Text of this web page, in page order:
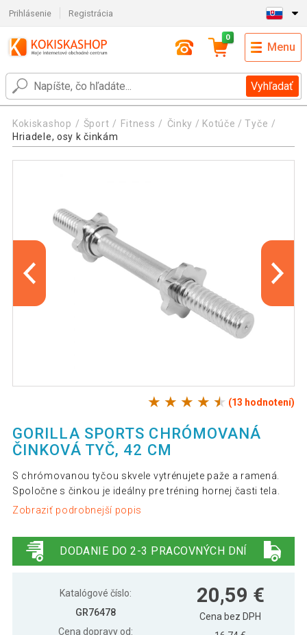
Prihlásenie Registrácia
Vyhľadať
0
Menu
Kokiskashop Šport Fitness
Činky / Kotúče / Tyče
Hriadele, osy k činkám
(13 hodnotení)
GORILLA SPORTS CHRÓMOVANÁ
ČINKOVÁ TYČ, 42 CM
S chrómovanou tyčou skvele vytrénujete paže a ramená.
Spoločne s činkou je ideálny pre tréning hornej časti tela.
Zobraziť podrobnejší popis
DODANIE DO 2-3 PRACOVNÝCH DNÍ
Katalógové číslo:
GR76478
Cena dopravy od:
20,59 €
Cena bez DPH